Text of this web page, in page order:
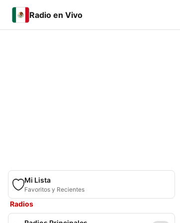
Radio en Vivo
Mi Lista
Favoritos y Recientes
Radios